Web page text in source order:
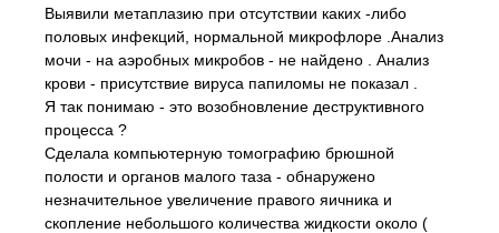
Выявили метаплазию при отсутствии каких -либо
половых инфекций, нормальной микрофлоре .Анализ
мочи - на аэробных микробов - не найдено . Анализ
крови - присутствие вируса папиломы не показал .
Я так понимаю - это возобновление деструктивного
процесса ?
Сделала компьютерную томографию брюшной
полости и органов малого таза - обнаружено
незначительное увеличение правого яичника и
скопление небольшого количества жидкости около (